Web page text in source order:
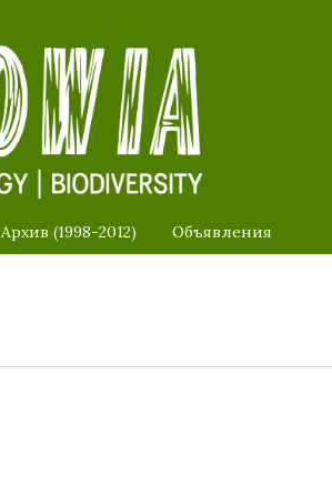
Архив (1998-2012) Объявления